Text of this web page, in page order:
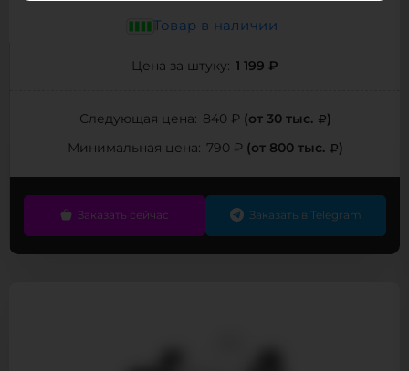
Товар в наличии
Цена за штуку: 1 199 ₽
Следующая цена: 840 ₽ (от 30 тыс. )
Минимальная цена: 790 ₽ (от 800 тыс. )
Заказать сейчас Заказать в Telegram